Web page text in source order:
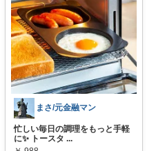
まさ/元金融マン
忙しい毎日の調理をもっと手軽
に✨ トースタ ...